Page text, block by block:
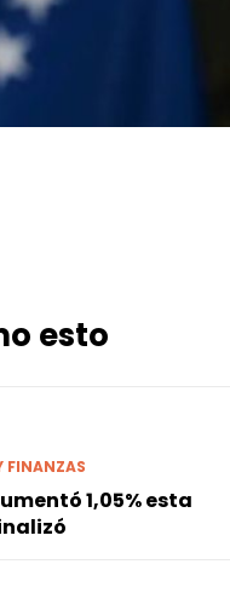
esto
FINANZAS
1,05% esta